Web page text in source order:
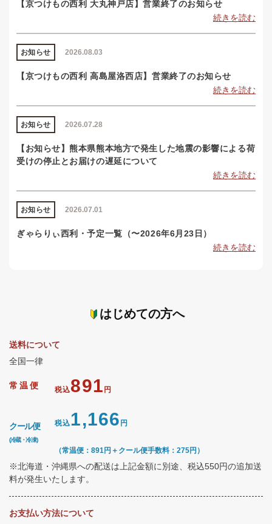
【京つけもの西利 大丸神戸店】営業終了のお知らせ
続きを読む
2026.08.03
お知らせ
【京つけもの西利 高島屋洛西店】営業終了のお知らせ
続きを読む
2026.07.28
お知らせ
【お知らせ】熊本県熊本地方で発生した地震の影響による荷
受けの停止とお届けの遅延について
続きを読む
2026.07.01
お知らせ
ぎゃらりぃ西利・予定一覧（〜2026年6月23日）
続きを読む
はじめての方へ
送料について
全国一律
常温便 税込891 円
クール便
(冷蔵・冷凍)
税込1,166 円
（常温便：891円＋クール便手数料：275円）
※北海道・沖縄県への配送は上記金額に別途、税込550円の追加送
料が発生いたします。
お支払い方法について